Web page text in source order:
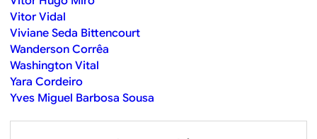
Vitor Vidal
Viviane Seda Bittencourt
Wanderson Corrêa
Washington Vital
Yara Cordeiro
Yves Miguel Barbosa Sousa